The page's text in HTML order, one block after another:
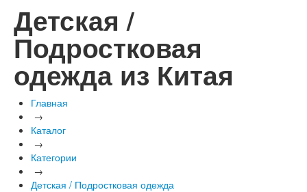
Детская /
Подростковая
одежда из Китая
Главная
→
Каталог
→
Категории
→
Детская / Подростковая одежда